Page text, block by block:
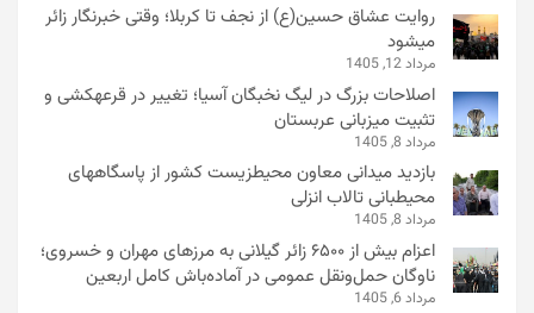
روایت عشاق حسین(ع) از نجف تا کربلا؛ وقتی خبرنگار زائر
میشود
مرداد 12, 1405
اصلاحات بزرگ در لیگ نخبگان آسیا؛ تغییر در قرعهکشی و
تثبیت میزبانی عربستان
مرداد 8, 1405
بازدید میدانی معاون محیطزیست کشور از پاسگاههای
محیطبانی تالاب انزلی
مرداد 8, 1405
اعزام بیش از ۶۵۰۰ زائر گیلانی به مرزهای مهران و خسروی؛
ناوگان حمل‌ونقل عمومی در آماده‌باش کامل اربعین
مرداد 6, 1405